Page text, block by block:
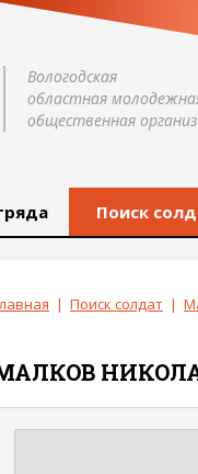
Вологодская
областная
общественная
Поиск
| Поиск солдат |